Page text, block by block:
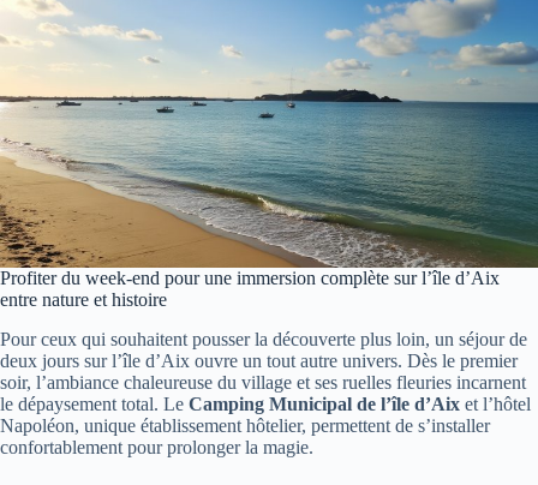
Profiter du week-end pour une immersion complète sur l’île d’Aix
entre nature et histoire
Pour ceux qui souhaitent pousser la découverte plus loin, un séjour de
deux jours sur l’île d’Aix ouvre un tout autre univers. Dès le premier
soir, l’ambiance chaleureuse du village et ses ruelles fleuries incarnent
le dépaysement total. Le Camping Municipal de l’île d’Aix et l’hôtel
Napoléon, unique établissement hôtelier, permettent de s’installer
confortablement pour prolonger la magie.